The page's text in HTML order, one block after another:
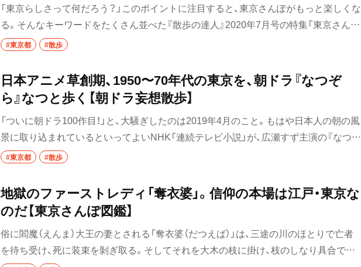
「東京らしさって何だろう？」このポイントに注目すると、東京さんぽがもっと楽しくな
る。そんなキーワードをたくさん並べた『散歩の達人』2020年7月号の特集「東京さんぽ
図鑑」。でも、なんでこの88個になったのか？ 悩みに悩んだセレクトの理由を、編集部
#東京都 #散歩
日本アニメ草創期、1950〜70年代の東京を、朝ドラ『なつぞ
ら』なつと歩く【朝ドラ妄想散歩】
「ついに朝ドラ100作目！」と、大騒ぎしたのは2019年4月のこと。もはや日本人の朝の風
景に取り込まれているといってよいNHK「連続テレビ小説」が、広瀬すず主演の『なつぞ
ら』で通算100作目を迎えたのだ。この記念作の題材に選ばれたのは「アニメ」だ。漫画
すず）たちが過ごした1950年代〜70年代前半の東京、そしてアニメの歴史を妄想散歩す
る。
#東京都 #散歩
地獄のファーストレディ「奪衣婆」。信仰の本場は江戸・東京な
のだ【東京さんぽ図鑑】
俗に閻魔（えんま）大王の妻とされる「奪衣婆（だつえば）」は、三途の川のほとりで亡者
を待ち受け、死に装束を剝ぎ取る。そしてそれを大木の枝に掛け、枝のしなり具合で亡